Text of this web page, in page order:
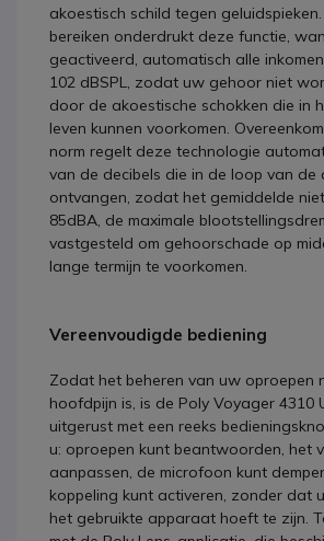
akoestisch schild tegen
bereiken onderdrukt deze functie,
geactiveerd, automatisch alle
102 dBSPL, zodat uw gehoor niet
door de akoestische schokken die in
leven kunnen voorkomen.
norm regelt deze technologie
van de decibels die in de loop van
ontvangen, zodat het gemiddelde
85dBA, de maximale
vastgesteld om gehoorschade op
lange termijn te voorkomen.
Vereenvoudigde bediening
Zodat het beheren van uw oproepen
hoofdpijn is, is de Poly Voyager 4310
uitgerust met een reeks
u: oproepen kunt beantwoorden, het
aanpassen, de microfoon kunt
koppeling kunt activeren, zonder dat
het gebruikte apparaat hoeft te zijn.